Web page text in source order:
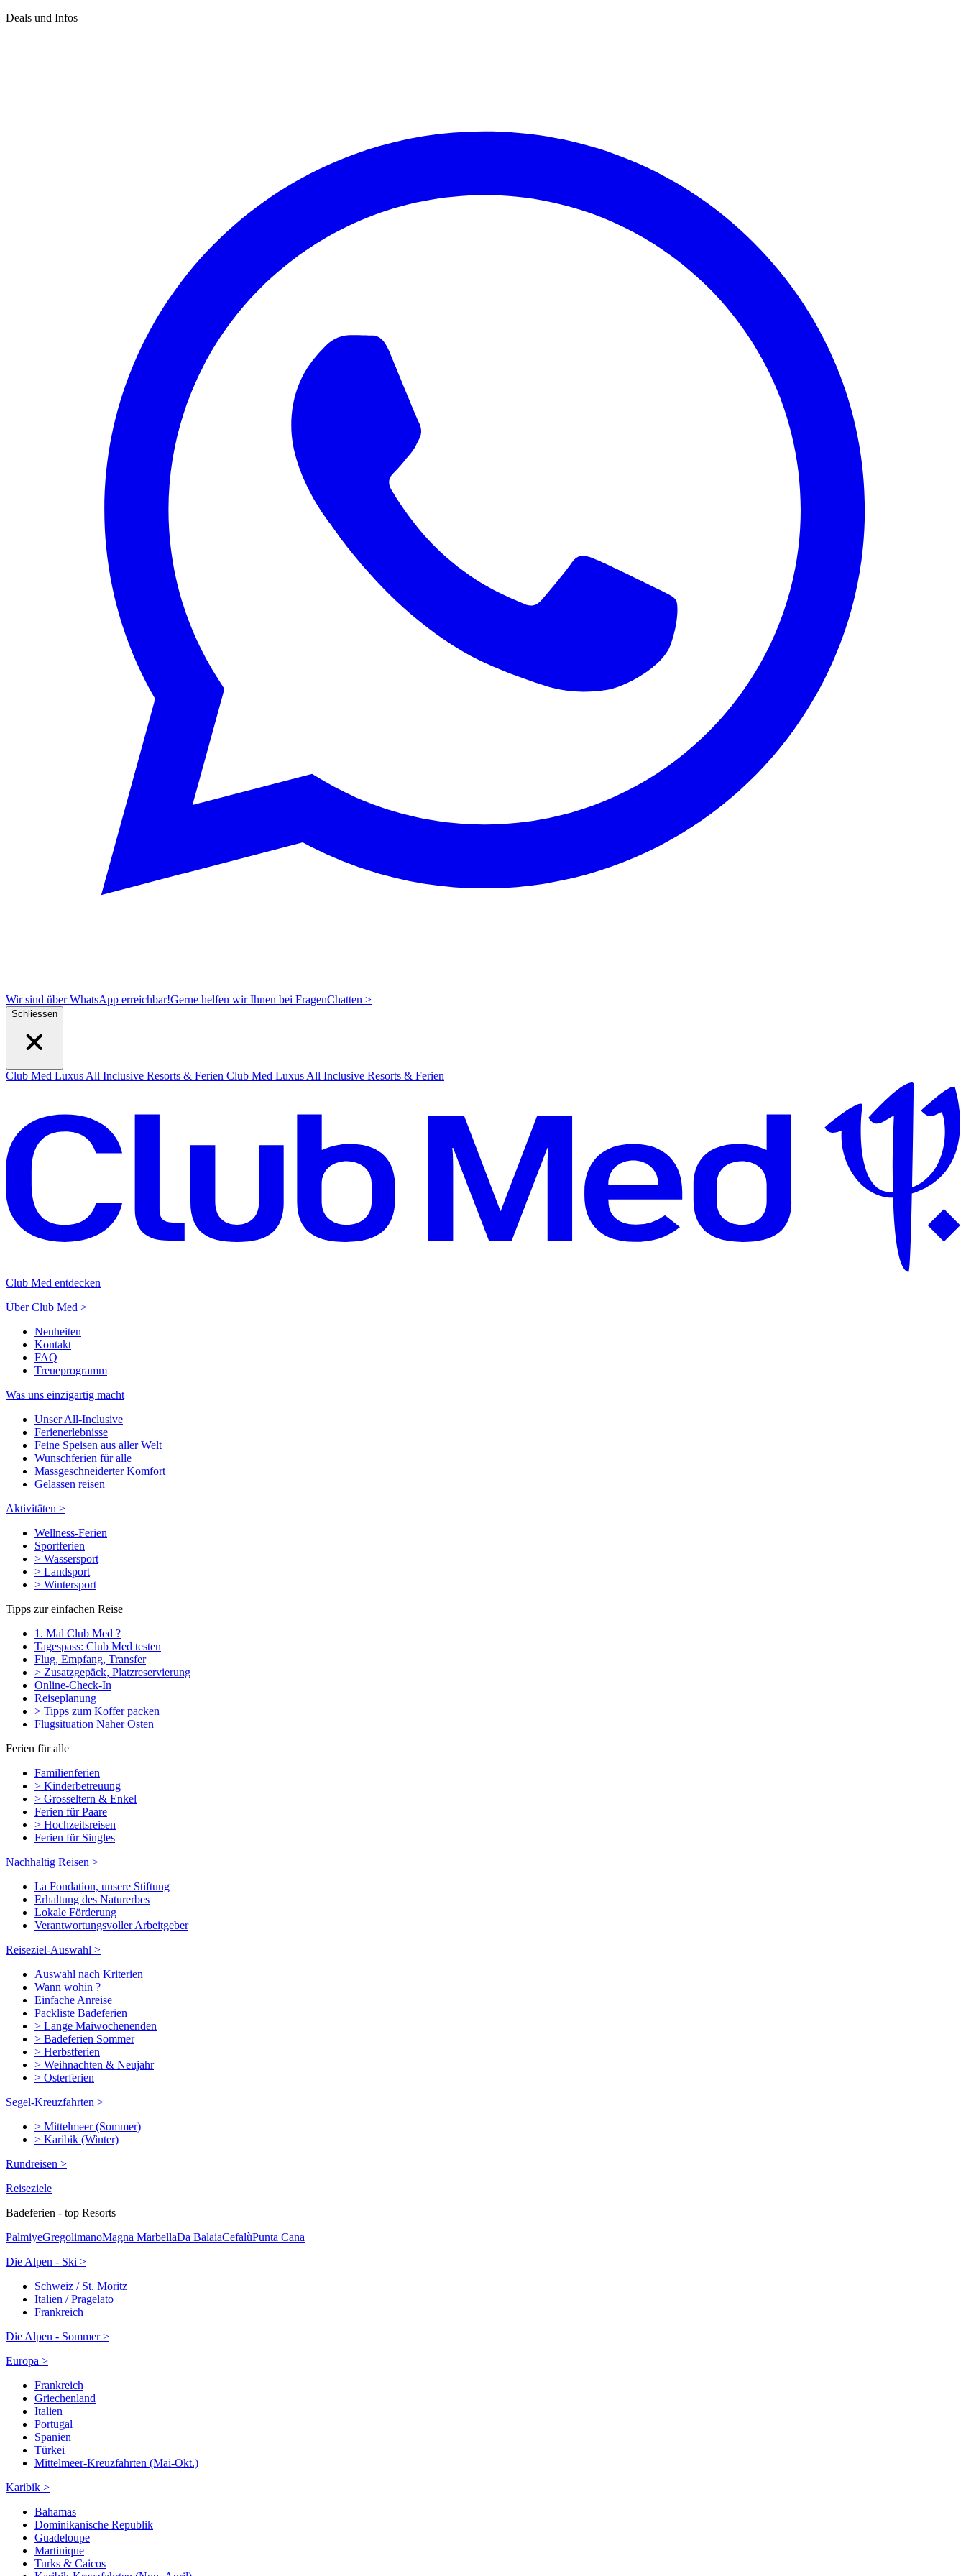
Deals und Infos
Wir sind über WhatsApp erreichbar!Gerne helfen wir Ihnen bei FragenChatten >
Schliessen
Club Med Luxus All Inclusive Resorts & Ferien Club Med Luxus All Inclusive Resorts & Ferien
Club Med entdecken
Über Club Med >
Neuheiten
Kontakt
FAQ
Treueprogramm
Was uns einzigartig macht
Unser All-Inclusive
Ferienerlebnisse
Feine Speisen aus aller Welt
Wunschferien für alle
Massgeschneiderter Komfort
Gelassen reisen
Aktivitäten >
Wellness-Ferien
Sportferien
> Wassersport
> Landsport
> Wintersport
Tipps zur einfachen Reise
1. Mal Club Med ?
Tagespass: Club Med testen
Flug, Empfang, Transfer
> Zusatzgepäck, Platzreservierung
Online-Check-In
Reiseplanung
> Tipps zum Koffer packen
Flugsituation Naher Osten
Ferien für alle
Familienferien
> Kinderbetreuung
> Grosseltern & Enkel
Ferien für Paare
> Hochzeitsreisen
Ferien für Singles
Nachhaltig Reisen >
La Fondation, unsere Stiftung
Erhaltung des Naturerbes
Lokale Förderung
Verantwortungsvoller Arbeitgeber
Reiseziel-Auswahl >
Auswahl nach Kriterien
Wann wohin ?
Einfache Anreise
Packliste Badeferien
> Lange Maiwochenenden
> Badeferien Sommer
> Herbstferien
> Weihnachten & Neujahr
> Osterferien
Segel-Kreuzfahrten >
> Mittelmeer (Sommer)
> Karibik (Winter)
Rundreisen >
Reiseziele
Badeferien - top Resorts
PalmiyeGregolimanoMagna MarbellaDa BalaiaCefalùPunta Cana
Die Alpen - Ski >
Schweiz / St. Moritz
Italien / Pragelato
Frankreich
Die Alpen - Sommer >
Europa >
Frankreich
Griechenland
Italien
Portugal
Spanien
Türkei
Mittelmeer-Kreuzfahrten (Mai-Okt.)
Karibik >
Bahamas
Dominikanische Republik
Guadeloupe
Martinique
Turks & Caicos